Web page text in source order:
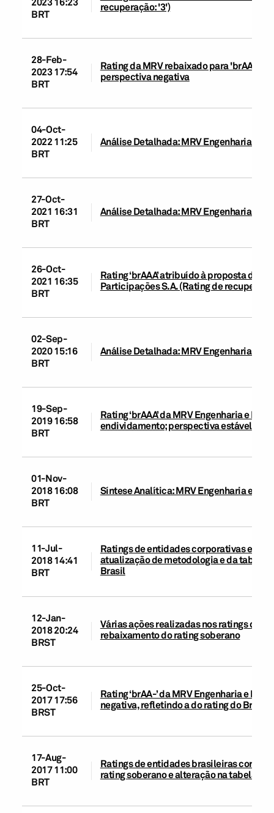
BRT
recuperação: '3')
28-Feb-
2023 17:54
BRT
Rating da MRV rebaixado para 'brAA-'
perspectiva negativa
04-Oct-
2022 11:25
BRT
Análise Detalhada: MRV Engenharia e
27-Oct-
2021 16:31
BRT
Análise Detalhada: MRV Engenharia e
26-Oct-
2021 16:35
BRT
Rating ‘brAAA’ atribuído à proposta da
Participações S.A. (Rating de
02-Sep-
2020 15:16
BRT
Análise Detalhada: MRV Engenharia e
19-Sep-
2019 16:58
BRT
Rating ‘brAAA’ da MRV Engenharia e
endividamento; perspectiva estável
01-Nov-
2018 16:08
BRT
Síntese Analítica: MRV Engenharia e
11-Jul-
2018 14:41
BRT
Ratings de entidades corporativas e de
atualização de metodologia e da tabela
Brasil
12-Jan-
2018 20:24
BRST
Várias ações realizadas nos ratings das
rebaixamento do rating soberano
25-Oct-
2017 17:56
BRST
Rating ‘brAA-’ da MRV Engenharia e
negativa, refletindo a do rating do Brasil
17-Aug-
2017 11:00
BRT
Ratings de entidades brasileiras
rating soberano e alteração na tabela